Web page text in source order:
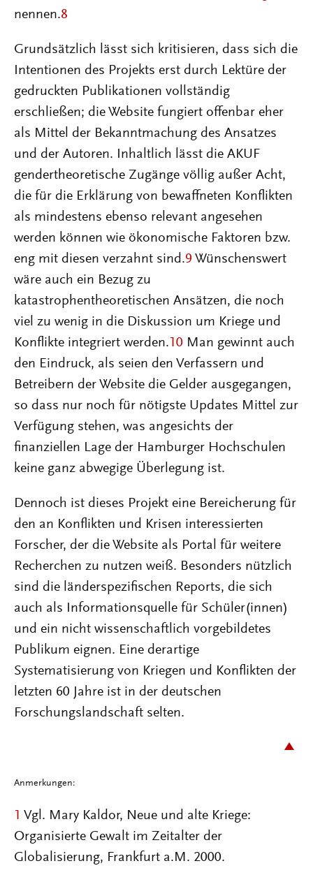
nennen.8
Grundsätzlich lässt sich kritisieren, dass sich die
Intentionen des Projekts erst durch Lektüre der
gedruckten Publikationen vollständig
erschließen; die Website fungiert offenbar eher
als Mittel der Bekanntmachung des Ansatzes
und der Autoren. Inhaltlich lässt die AKUF
gendertheoretische Zugänge völlig außer Acht,
die für die Erklärung von bewaffneten Konflikten
als mindestens ebenso relevant angesehen
werden können wie ökonomische Faktoren bzw.
eng mit diesen verzahnt sind.9 Wünschenswert
wäre auch ein Bezug zu
katastrophentheoretischen Ansätzen, die noch
viel zu wenig in die Diskussion um Kriege und
Konflikte integriert werden.10 Man gewinnt auch
den Eindruck, als seien den Verfassern und
Betreibern der Website die Gelder ausgegangen,
so dass nur noch für nötigste Updates Mittel zur
Verfügung stehen, was angesichts der
finanziellen Lage der Hamburger Hochschulen
keine ganz abwegige Überlegung ist.
Dennoch ist dieses Projekt eine Bereicherung für
den an Konflikten und Krisen interessierten
Forscher, der die Website als Portal für weitere
Recherchen zu nutzen weiß. Besonders nützlich
sind die länderspezifischen Reports, die sich
auch als Informationsquelle für Schüler(innen)
und ein nicht wissenschaftlich vorgebildetes
Publikum eignen. Eine derartige
Systematisierung von Kriegen und Konflikten der
letzten 60 Jahre ist in der deutschen
Forschungslandschaft selten.
Anmerkungen:
1 Vgl. Mary Kaldor, Neue und alte Kriege:
Organisierte Gewalt im Zeitalter der
Globalisierung, Frankfurt a.M. 2000.